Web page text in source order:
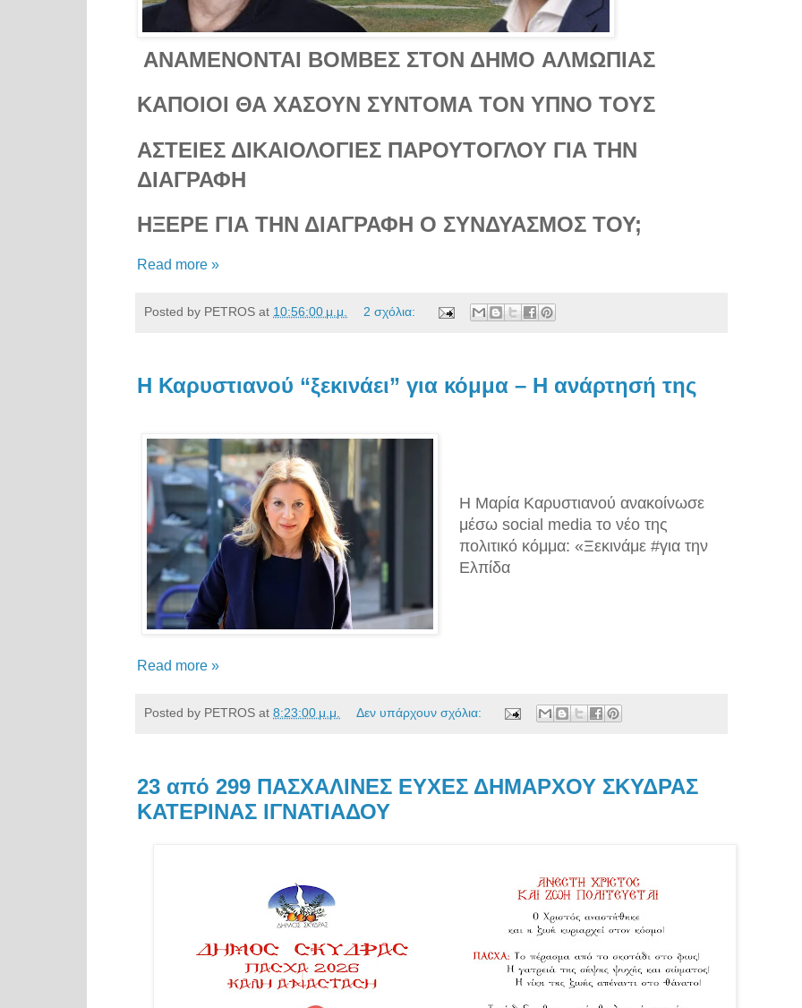
ΑΝΑΜΕΝΟΝΤΑΙ ΒΟΜΒΕΣ ΣΤΟΝ ΔΗΜΟ ΑΛΜΩΠΙΑΣ
ΚΑΠΟΙΟΙ ΘΑ ΧΑΣΟΥΝ ΣΥΝΤΟΜΑ ΤΟΝ ΥΠΝΟ ΤΟΥΣ
ΑΣΤΕΙΕΣ ΔΙΚΑΙΟΛΟΓΙΕΣ ΠΑΡΟΥΤΟΓΛΟΥ ΓΙΑ ΤΗΝ
ΔΙΑΓΡΑΦΗ
ΗΞΕΡΕ ΓΙΑ ΤΗΝ ΔΙΑΓΡΑΦΗ Ο ΣΥΝΔΥΑΣΜΟΣ ΤΟΥ;
Read more »
Posted by PETROS at 10:56:00 μ.μ. 2 σχόλια:
Η Καρυστιανού “ξεκινάει” για κόμμα – Η ανάρτησή της
Η Μαρία Καρυστιανού ανακοίνωσε
μέσω social media το νέο της
πολιτικό κόμμα: «Ξεκινάμε #για την
Ελπίδα
Read more »
Posted by PETROS at 8:23:00 μ.μ. Δεν υπάρχουν σχόλια:
23 από 299 ΠΑΣΧΑΛΙΝΕΣ ΕΥΧΕΣ ΔΗΜΑΡΧΟΥ ΣΚΥΔΡΑΣ
ΚΑΤΕΡΙΝΑΣ ΙΓΝΑΤΙΑΔΟΥ